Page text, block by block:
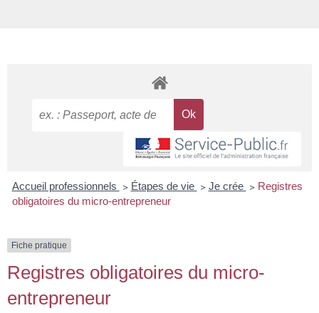
Accueil professionnels > Étapes de vie > Je crée > Registres
obligatoires du micro-entrepreneur
Fiche pratique
Registres obligatoires du micro-
entrepreneur